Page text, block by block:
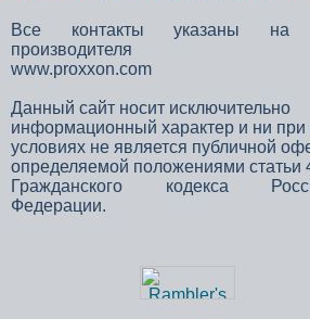
Все контакты указаны на
производителя
www.proxxon.com
Данный сайт носит исключительно
информационный характер и ни при
условиях не является публичной
определяемой положениями статьи
Гражданского кодекса
Федерации.